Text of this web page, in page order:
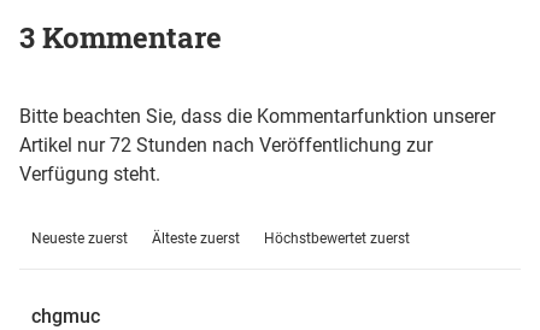
3 Kommentare
Bitte beachten Sie, dass die Kommentarfunktion unserer
Artikel nur 72 Stunden nach Veröffentlichung zur
Verfügung steht.
Neueste zuerst Älteste zuerst Höchstbewertet zuerst
chgmuc